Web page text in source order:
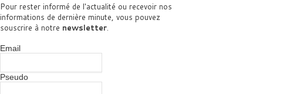
Pour rester informé de l'actualité ou recevoir nos
informations de dernière minute, vous pouvez
souscrire à notre newsletter.
Email
Pseudo